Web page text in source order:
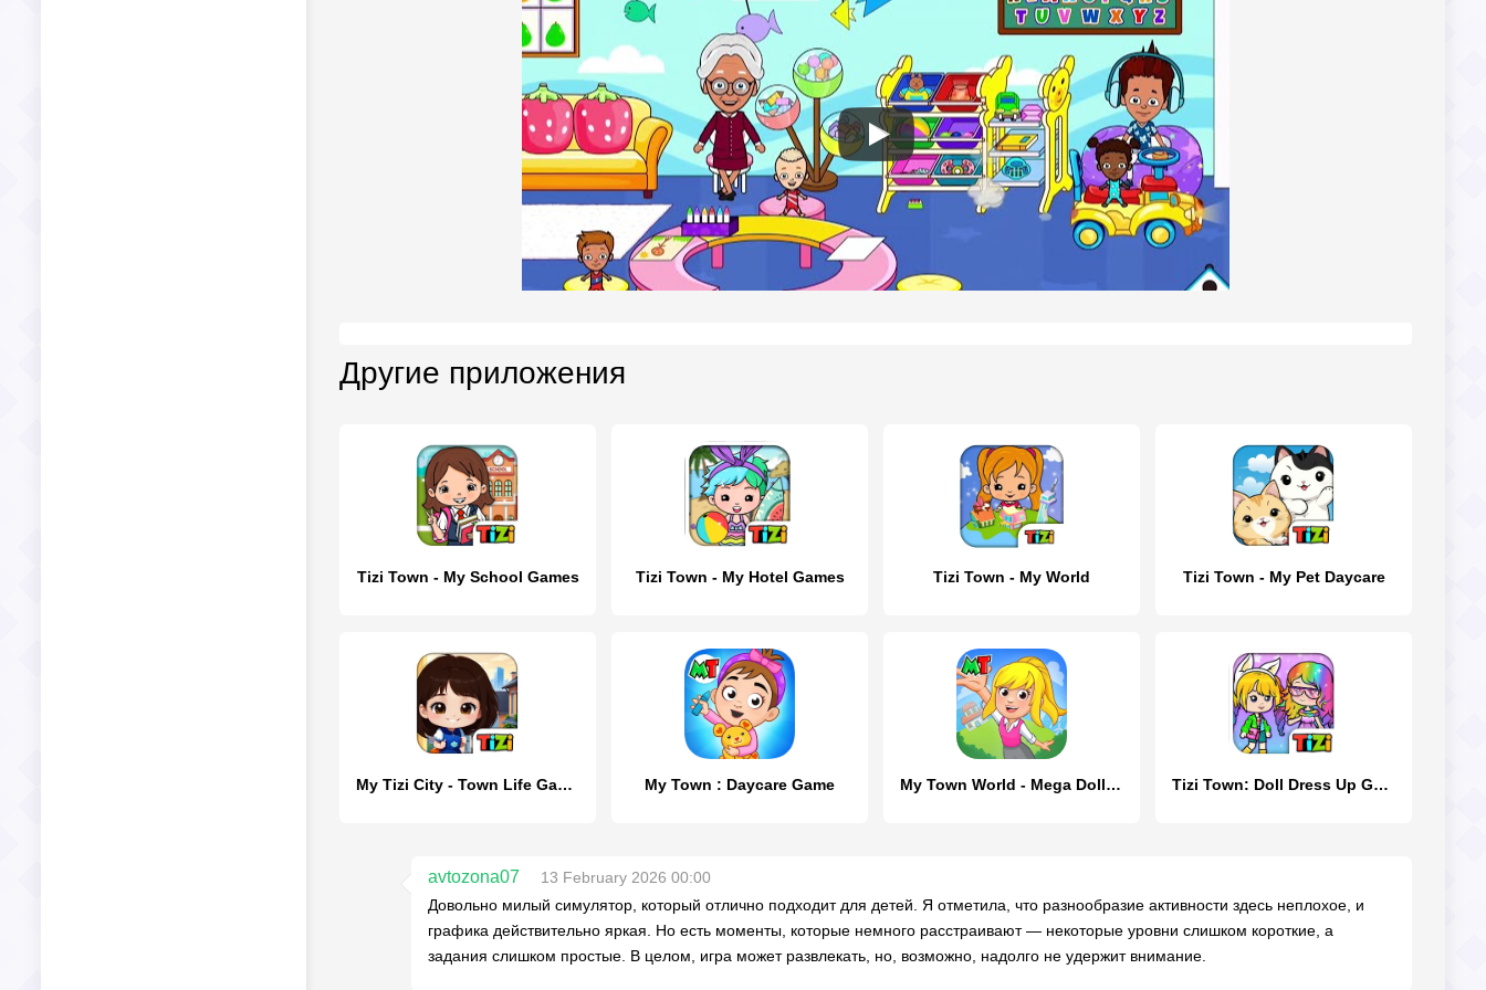
Другие приложения
Tizi Town - My School Games Tizi Town - My Hotel Games Tizi Town - My World Tizi Town - My Pet Daycare
My Tizi City - Town Life Games My Town : Daycare Game My Town World - Mega Doll City Tizi Town: Doll Dress Up Games
avtozona07
13 February 2026 00:00
Довольно милый симулятор, который отлично подходит для детей. Я отметила, что разнообразие активности здесь неплохое, и
графика действительно яркая. Но есть моменты, которые немного расстраивают — некоторые уровни слишком короткие, а
задания слишком простые. В целом, игра может развлекать, но, возможно, надолго не удержит внимание.